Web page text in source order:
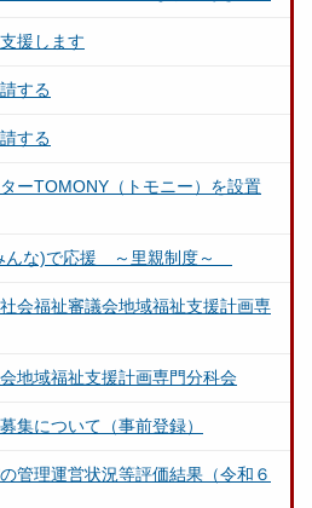
援します
する
する
ーTOMONY（トモニー）を設置
んな)で応援 ～里親制度～
会福祉審議会地域福祉支援計画専
地域福祉支援計画専門分科会
集について（事前登録）
管理運営状況等評価結果（令和６